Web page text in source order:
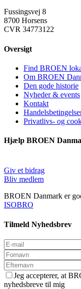
Fussingsvej 8
8700 Horsens
CVR 34773122
Oversigt
Find BROEN
Om BROEN
Den gode historie
Nyheder & events
Kontakt
Privatlivs- og
Hjælp BROEN
Giv et bidrag
Bliv medlem
BROEN Danmark er
ISOBRO
Tilmeld Nyhedsbrev
Jeg accepterer, at
nyhedsbreve til mig